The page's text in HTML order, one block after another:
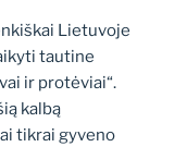
Lietuvoje
tautine
ir protėviai“.
kalbą
tikrai gyveno